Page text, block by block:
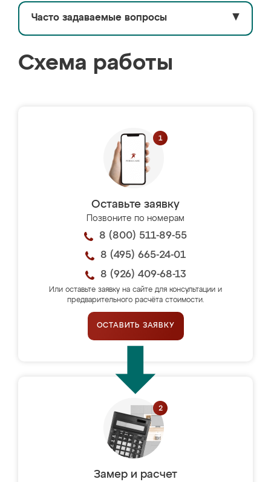
Часто задаваемые вопросы ▼
Схема работы
Оставьте заявку
Позвоните по номерам
8 (800) 511-89-55
8 (495) 665-24-01
8 (926) 409-68-13
Или оставьте заявку на сайте для консультации и
предварительного расчёта стоимости.
ОСТАВИТЬ ЗАЯВКУ
Замер и расчет